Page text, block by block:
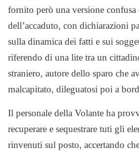
fornito però una versione confusa
dell’accaduto, con dichiarazioni
sulla dinamica dei fatti e sui
riferendo di una lite tra un
straniero, autore dello sparo che
malcapitato, dileguatosi poi a
Il personale della Volante ha
recuperare e sequestrare tuti gli
rinvenuti sul posto, accertando